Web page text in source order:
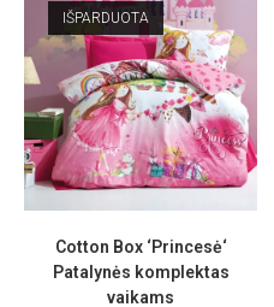
IŠPARDUOTA
Cotton Box ‘Princesė‘
Patalynės komplektas
vaikams